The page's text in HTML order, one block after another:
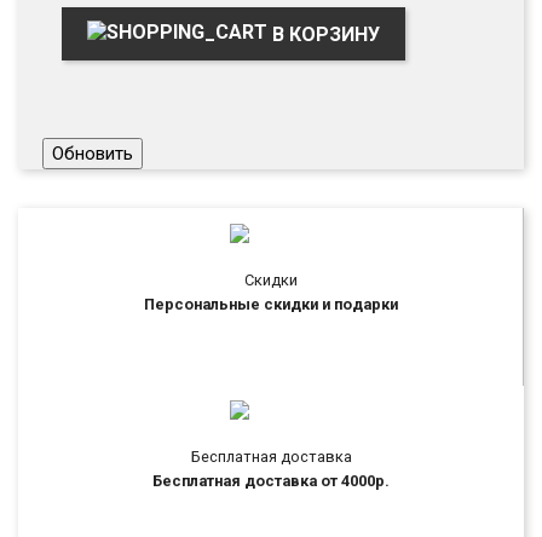
В КОРЗИНУ
Скидки
Персональные скидки и подарки
Бесплатная доставка
Бесплатная доставка от 4000р.